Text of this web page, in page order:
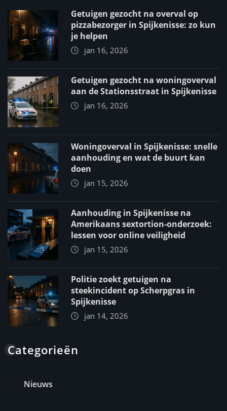
Getuigen gezocht na overval op
pizzabezorger in Spijkenisse: zo kun
je helpen
jan 16, 2026
Getuigen gezocht na woningoverval
aan de Stationsstraat in Spijkenisse
jan 16, 2026
Woningoverval in Spijkenisse: snelle
aanhouding en wat de buurt kan
doen
jan 15, 2026
Aanhouding in Spijkenisse na
Amerikaans sextortion-onderzoek:
lessen voor online veiligheid
jan 15, 2026
Politie zoekt getuigen na
steekincident op Scherpgras in
Spijkenisse
jan 14, 2026
Categorieën
Nieuws